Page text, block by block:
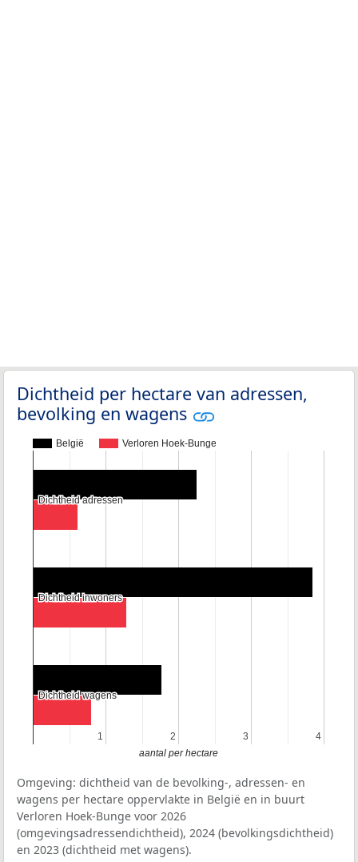
Dichtheid per hectare van adressen,
bevolking en wagens
België Verloren Hoek-Bunge
1
1 2
2 3
3 4
4
Dichtheid adressen
Dichtheid adressen
Dichtheid inwoners
Dichtheid inwoners
Dichtheid wagens
Dichtheid wagens
aantal per hectare
Omgeving: dichtheid van de bevolking-, adressen- en
wagens per hectare oppervlakte in België en in buurt
Verloren Hoek-Bunge voor 2026
(omgevingsadressendichtheid), 2024 (bevolkingsdichtheid)
en 2023 (dichtheid met wagens).